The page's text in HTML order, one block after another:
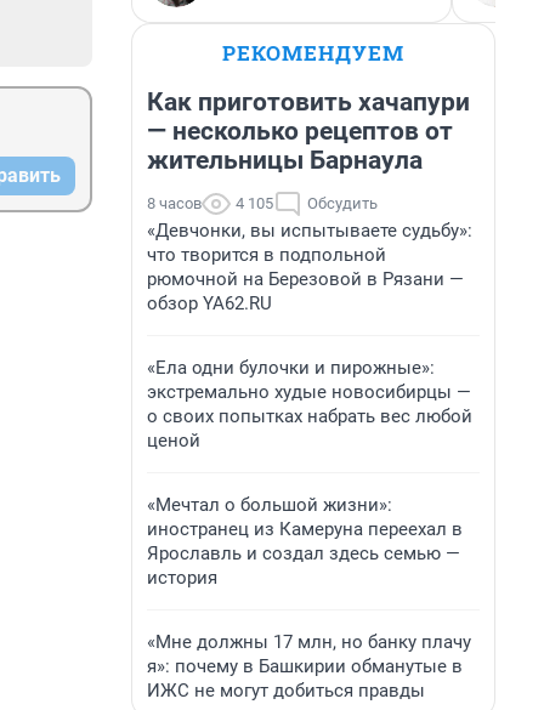
РЕКОМЕНДУЕМ
Как приготовить хачапури
— несколько рецептов от
жительницы Барнаула
8 часов 4 105 Обсудить
«Девчонки, вы испытываете судьбу»:
что творится в подпольной
рюмочной на Березовой в Рязани —
обзор YA62.RU
«Ела одни булочки и пирожные»:
экстремально худые новосибирцы —
о своих попытках набрать вес любой
ценой
«Мечтал о большой жизни»:
иностранец из Камеруна переехал в
Ярославль и создал здесь семью —
история
«Мне должны 17 млн, но банку плачу
я»: почему в Башкирии обманутые в
ИЖС не могут добиться правды